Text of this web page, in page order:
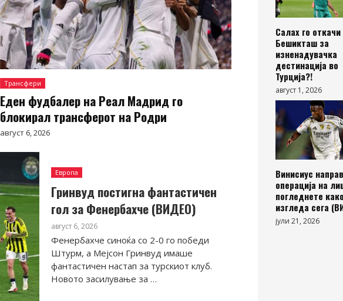
Трансфери
Еден фудбалер на Реал Мадрид го
блокирал трансферот на Родри
август 6, 2026
Европа
Гринвуд постигна фантастичен
гол за Фенербахче (ВИДЕО)
август 6, 2026
Фенербахче синоќа со 2-0 го победи
Штурм, а Мејсон Гринвуд имаше
фантастичен настап за турскиот клуб.
Новото засилување за …
Салах го откачи
Бешикташ за
изненадувачка
дестинација во
Турција?!
август 1, 2026
Винисиус
операција на
погледнете како
изгледа сега
јули 21, 2026